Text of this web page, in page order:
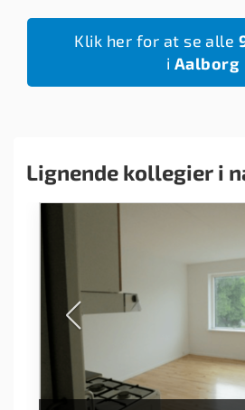
Klik her for at se alle
i Aalborg
Lignende kollegier i